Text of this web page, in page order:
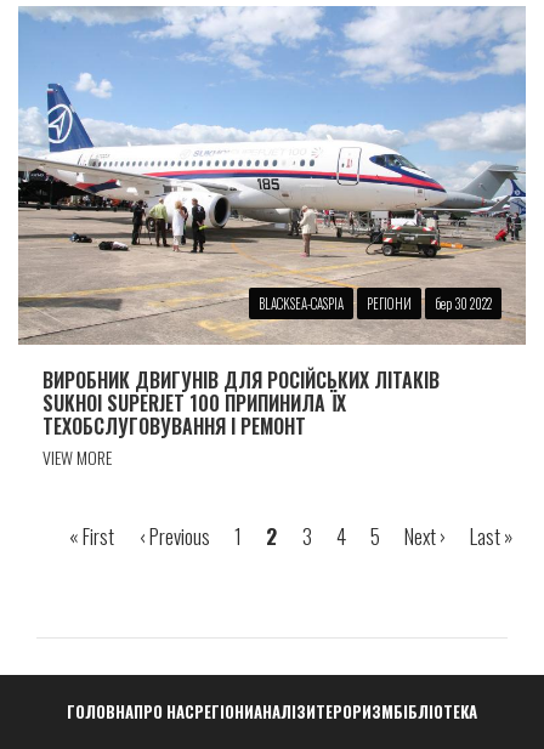
BLACKSEA-CASPIA РЕГІОНИ бер 30 2022
ВИРОБНИК ДВИГУНІВ ДЛЯ РОСІЙСЬКИХ ЛІТАКІВ
SUKHOI SUPERJET 100 ПРИПИНИЛА ЇХ
ТЕХОБСЛУГОВУВАННЯ І РЕМОНТ
VIEW MORE
Розбивка
Перша
« First
Попередня
‹ Previous Сторінка
1 Сторінка
2 Сторінка
3 Сторінка
4 Сторінка
5
Наступна
Next ›
Остання
Last »
Навигация
ГОЛОВНАПРО НАСРЕГІОНИАНАЛІЗИТЕРОРИЗМБІБЛІОТЕКА